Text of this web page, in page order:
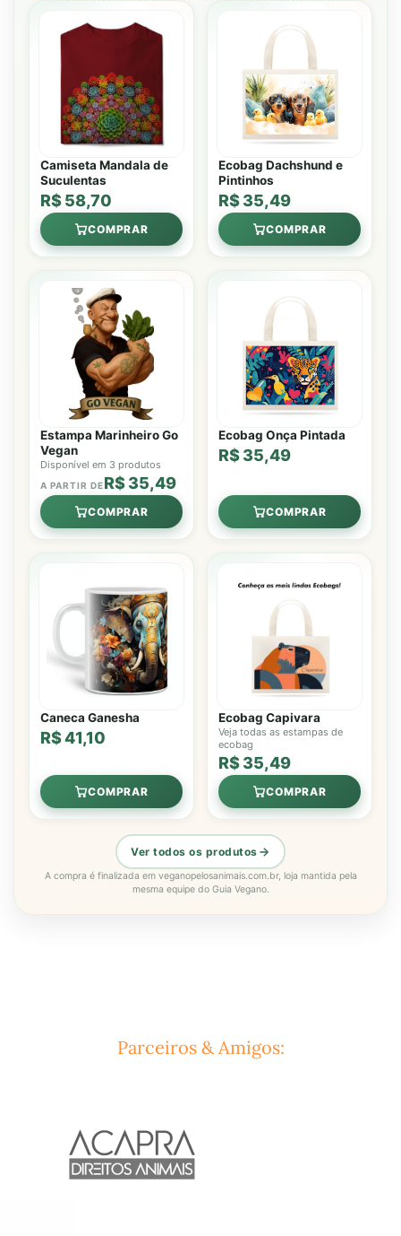
Camiseta Mandala de
Suculentas
R$ 58,70
COMPRAR
Ecobag Dachshund e
Pintinhos
R$ 35,49
COMPRAR
Estampa Marinheiro Go
Vegan
Disponível em 3 produtos
A PARTIR DER$ 35,49
COMPRAR
Ecobag Onça Pintada
R$ 35,49
COMPRAR
Caneca Ganesha
R$ 41,10
COMPRAR
Ecobag Capivara
Veja todas as estampas de
ecobag
R$ 35,49
COMPRAR
Ver todos os produtos
A compra é finalizada em veganopelosanimais.com.br, loja mantida pela
mesma equipe do Guia Vegano.
Parceiros & Amigos: